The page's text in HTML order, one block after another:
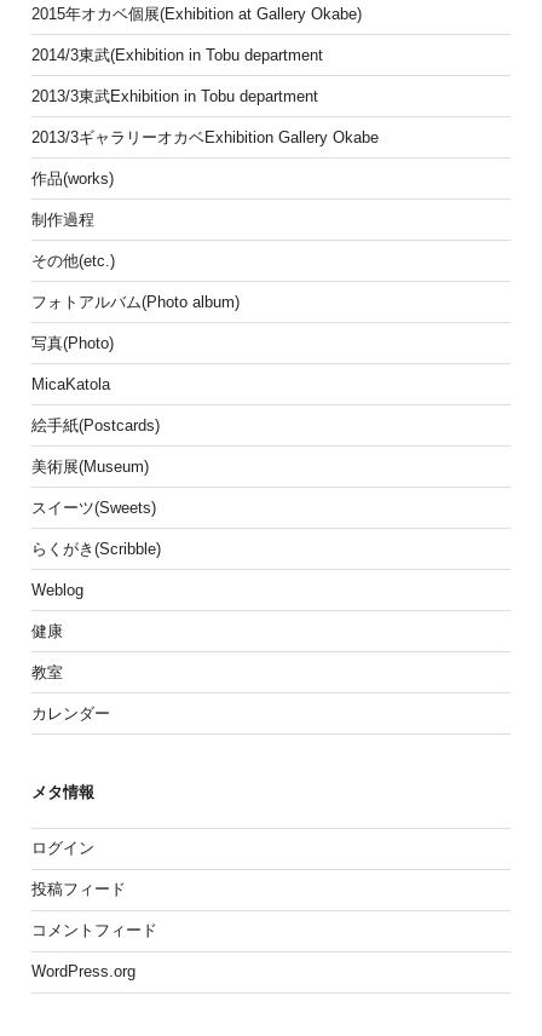
2015年オカベ個展(Exhibition at Gallery Okabe)
2014/3東武(Exhibition in Tobu department
2013/3東武Exhibition in Tobu department
2013/3ギャラリーオカベExhibition Gallery Okabe
作品(works)
制作過程
その他(etc.)
フォトアルバム(Photo album)
写真(Photo)
MicaKatola
絵手紙(Postcards)
美術展(Museum)
スイーツ(Sweets)
らくがき(Scribble)
Weblog
健康
教室
カレンダー
メタ情報
ログイン
投稿フィード
コメントフィード
WordPress.org